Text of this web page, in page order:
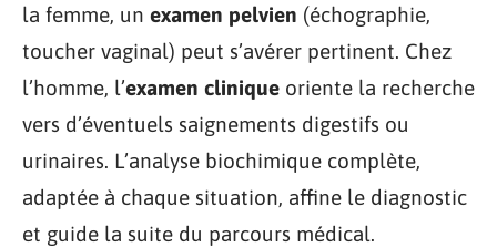
la femme, un examen pelvien (échographie,
toucher vaginal) peut s’avérer pertinent. Chez
l’homme, l’examen clinique oriente la recherche
vers d’éventuels saignements digestifs ou
urinaires. L’analyse biochimique complète,
adaptée à chaque situation, affine le diagnostic
et guide la suite du parcours médical.